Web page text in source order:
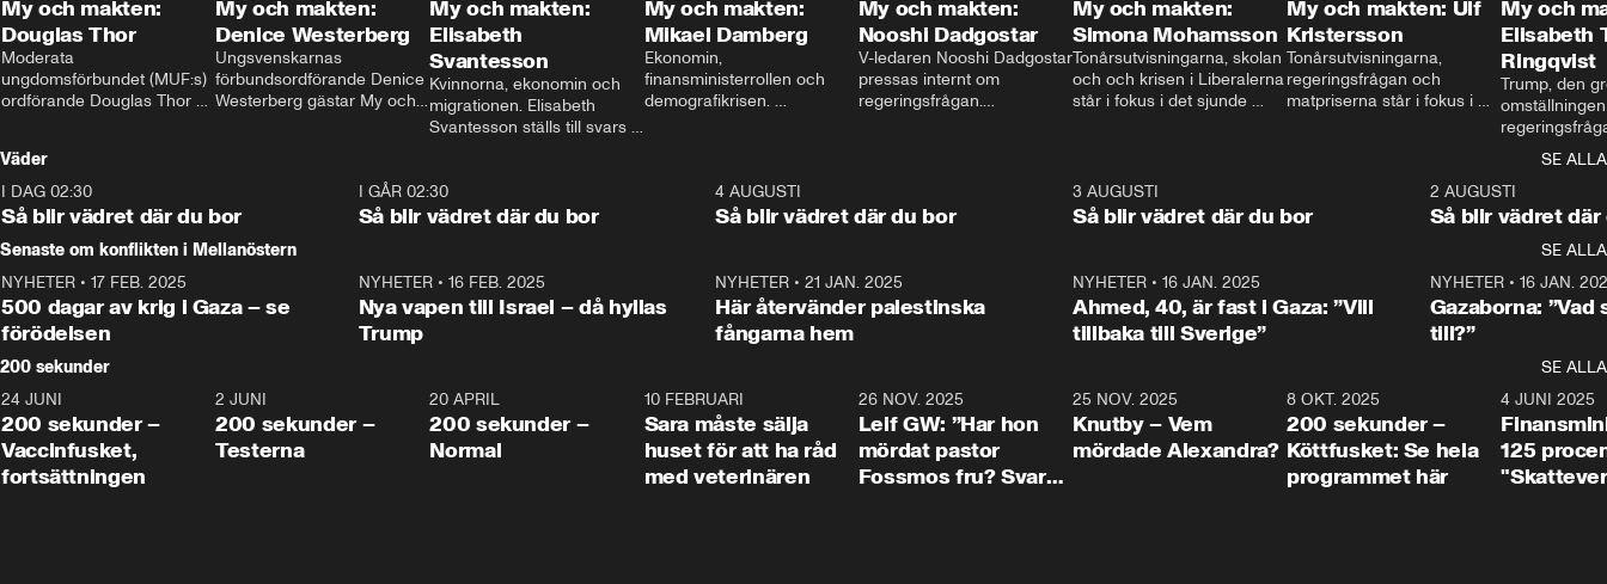
My och makten:
Douglas Thor
Moderata
ungdomsförbundet (MUF:s)
ordförande Douglas Thor
tonårsutvisningarna och hur
Moderaterna ska locka
väljare till valet i höst.
My och makten:
Denice Westerberg
Ungsvenskarnas
förbundsordförande Denice
Westerberg gästar My och
My och makten:
Elisabeth
Svantesson
Kvinnorna, ekonomin och
migrationen. Elisabeth
Svantesson ställs till svars
My och makten:
Mikael Damberg
Ekonomin,
finansministerrollen och
demografikrisen.
och Makten.
My och makten:
Nooshi Dadgostar
V-ledaren Nooshi Dadgostar
pressas internt om
regeringsfrågan.
– Vi ställer upp i val. Ska vi
vara med så sitter vi förstås
My och makten:
Simona Mohamsson
Tonårsutvisningarna, skolan
och och krisen i Liberalerna
står i fokus i det sjunde
kommentator My
Rohwedder ställer
utbildnings- och
Mohamsson till svars.
My och makten: Ulf
Kristersson
Tonårsutvisningarna,
regeringsfrågan och
matpriserna står i fokus i
Rohwedder ställer
statsminister Ulf Kristersson
My och
Elisabeth
Ringqvist
Trump, den
centrum i
avsnittet av
Makten”. Se
Aftonbladets
Rohwedder
Thand Ring
Väder
SE ALLA
I DAG 02:30
Så blir vädret där du bor
1:06
I GÅR 02:30
Så blir vädret där du bor
4 AUGUSTI
Så blir vädret där du bor
3 AUGUSTI
Så blir vädret där du bor
2 AUGUSTI
Så blir vädret där
Senaste om konflikten i Mellanöstern
SE ALLA
NYHETER • 17 FEB. 2025
500 dagar av krig i Gaza – se
förödelsen
NYHETER• 16 FEB. 2025
Nya vapen till Israel – då hyllas
Trump
NYHETER •21 JAN. 2025
Här återvänder palestinska
fångarna hem
NYHETER• 16 JAN. 2025
Ahmed, 40, är fast i Gaza: ”Vill
tillbaka till Sverige”
NYHETER• 16 JAN.
Gazaborna:
till?”
200 sekunder
SE ALLA
5:00
24 JUNI
200 sekunder –
Vaccinfusket,
fortsättningen
4:23
2 JUNI
200 sekunder –
Testerna
20 APRIL
200 sekunder –
Normal
10 FEBRUARI
Sara måste sälja
huset för att ha råd
med veterinären
26 NOV. 2025
Leif GW: ”Har hon
mördat pastor
Fossmos fru? Svar
31:05
25 NOV. 2025
Knutby – Vem
mördade Alexandra?
4:29
8 OKT. 2025
200 sekunder –
Köttfusket: Se hela
programmet här
4 JUNI 2025
125